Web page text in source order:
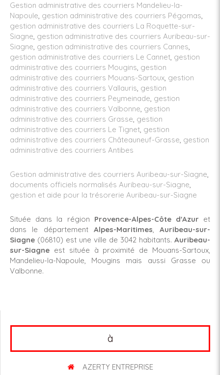
Gestion administrative des courriers Mandelieu-la-
Napoule, gestion administrative des courriers Pégomas,
gestion administrative des courriers La Roquette-sur-
Siagne, gestion administrative des courriers Auribeau-sur-
Siagne, gestion administrative des courriers Cannes,
gestion administrative des courriers Le Cannet, gestion
administrative des courriers Mougins, gestion
administrative des courriers Mouans-Sartoux, gestion
administrative des courriers Vallauris, gestion
administrative des courriers Peymeinade, gestion
administrative des courriers Valbonne, gestion
administrative des courriers Grasse, gestion
administrative des courriers Le Tignet, gestion
administrative des courriers Châteauneuf-Grasse, gestion
administrative des courriers Antibes
Gestion administrative des courriers Auribeau-sur-Siagne,
documents officiels normalisés Auribeau-sur-Siagne,
gestion et aide pour la trésorerie Auribeau-sur-Siagne
Située dans la région Provence-Alpes-Côte d'Azur et
dans le département Alpes-Maritimes, Auribeau-sur-
Siagne (06810) est une ville de 3042 habitants. Auribeau-
sur-Siagne est située à proximité de Mouans-Sartoux,
Mandelieu-la-Napoule, Mougins mais aussi Grasse ou
Valbonne.
à
AZERTY ENTREPRISE